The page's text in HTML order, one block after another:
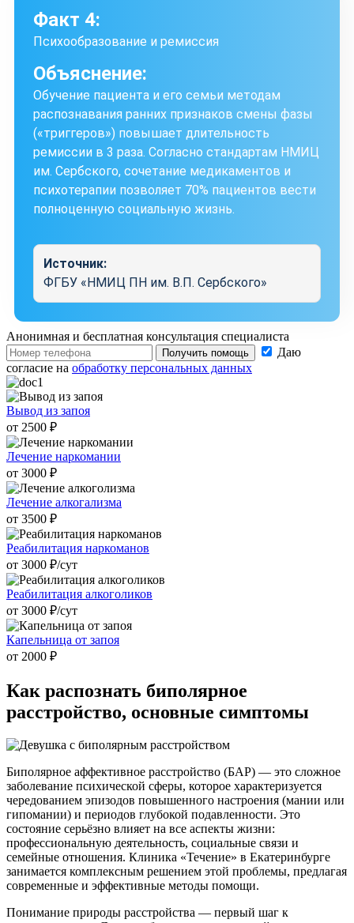
Факт 4:
Психообразование и ремиссия
Объяснение:
Обучение пациента и его семьи методам
распознавания ранних признаков смены фазы
(«триггеров») повышает длительность
ремиссии в 3 раза. Согласно стандартам НМИЦ
им. Сербского, сочетание медикаментов и
психотерапии позволяет 70% пациентов вести
полноценную социальную жизнь.
Источник:
ФГБУ «НМИЦ ПН им. В.П. Сербского»
Анонимная и бесплатная консультация специалиста
Получить помощь
Даю
согласие на обработку персональных данных
Вывод из запоя
от 2500 ₽
Лечение наркомании
от 3000 ₽
Лечение алкогализма
от 3500 ₽
Реабилитация наркоманов
от 3000 ₽/cут
Реабилитация алкоголиков
от 3000 ₽/cут
Капельница от запоя
от 2000 ₽
Как распознать биполярное
расстройство, основные симптомы
Биполярное аффективное расстройство (БАР) — это сложное
заболевание психической сферы, которое характеризуется
чередованием эпизодов повышенного настроения (мании или
гипомании) и периодов глубокой подавленности. Это
состояние серьёзно влияет на все аспекты жизни:
профессиональную деятельность, социальные связи и
семейные отношения. Клиника «Течение» в Екатеринбурге
занимается комплексным решением этой проблемы, предлагая
современные и эффективные методы помощи.
Понимание природы расстройства — первый шаг к